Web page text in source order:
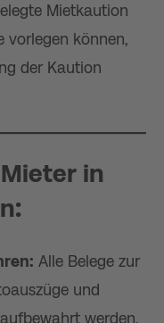
Mietkaution
vorlegen können,
der Kaution
in
Alle Belege zur
und
werden,